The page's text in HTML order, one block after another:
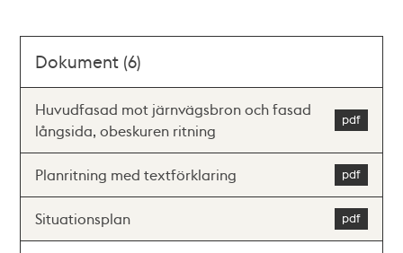
Dokument (6)
Huvudfasad mot järnvägsbron och fasad
långsida, obeskuren ritning
Planritning med textförklaring
Situationsplan